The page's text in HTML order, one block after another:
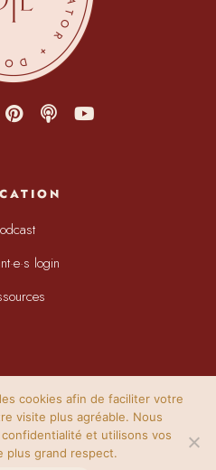
login
cookies afin de faciliter votre
visite plus agréable. Nous
et utilisons vos
plus grand respect.